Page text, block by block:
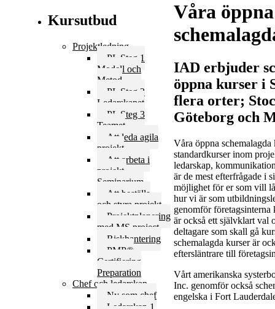
Kursutbud
Projektledning
PL Steg 1
Modell och
Metod
PL Steg 2
Ledarskapet
PL Steg 3
Teamet
Att leda agila
projekt
Att arbeta i
projekt,
Seminarium
Att beställa
och styra projekt
Projektplanering
med MS project
Riskhantering
PMP®
Certifiering
Preparation
Chef och ledarskap
Ny som chef
Ledarskap 1
Våra öppna
IAD erbjuder
öppna kurser i
flera orter;
Göteborg och
Våra öppna schemalagda
standardkurser inom
ledarskap,
är de mest efterfrågade i
möjlighet för er som vill
hur vi är som
genomför
är också ett självklart val
deltagare som skall gå
schemalagda kurser är
eftersläntrare till
Vårt amerikanska
Inc. genomför också
engelska i Fort